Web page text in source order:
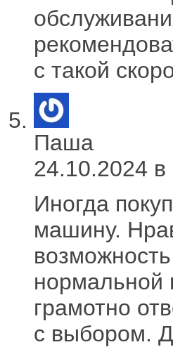
с такой
Паша
24.10.2024 в
Иногда
машину.
нормальной
грамотно
с выбором.